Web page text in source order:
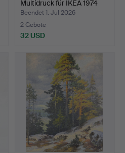
Multidruck für IKEA 1974
Mat…
Beendet 1. Jul 2026
2 Gebote
32 USD